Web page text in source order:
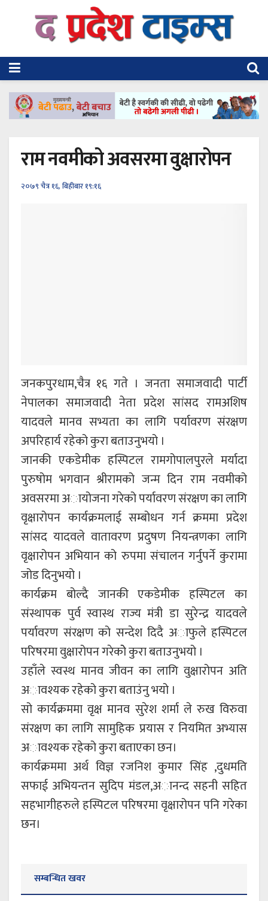
राम नवमीको अवसरमा वुक्षारोपन
२०७९ चैत्र १६, बिहीबार १९:१६
जनकपुरधाम,चैत्र १६ गते । जनता समाजवादी पार्टी
नेपालका समाजवादी नेता प्रदेश सांसद रामअशिष
यादवले मानव सभ्यता का लागि पर्यावरण संरक्षण
अपरिहार्य रहेको कुरा बताउनुभयो ।
जानकी एकडेमीक हस्पिटल रामगोपालपुरले मर्यादा
पुरुषोम भगवान श्रीरामको जन्म दिन राम नवमीको
अवसरमा अायोजना गरेको पर्यावरण संरक्षण का लागि
वृक्षारोपन कार्यक्रमलाई सम्बोधन गर्न क्रममा प्रदेश
सांसद यादवले वातावरण प्रदुषण नियन्त्रणका लागि
वृक्षारोपन अभियान को रुपमा संचालन गर्नुपर्ने कुरामा
जोड दिनुभयो ।
कार्यक्रम ब‍ोल्दै जानकी एकडेमीक हस्पिटल का
संस्थापक पुर्व स्वास्थ राज्य मंत्री डा सुरेन्द्र यादवले
पर्यावरण संरक्षण को सन्देश दिदै अाफुले हस्पिटल
परिषरमा वुक्षारोपन गरेकोे कुरा बताउनुभयो ।
उहाँले स्वस्थ मानव जीवन का लागि वुक्षारोपन अति
अावश्यक रहेको कुरा बताउंनु भयो ।
सो कार्यक्रममा वृक्ष मानव सुरेश शर्मा ले रुख विरुवा
संरक्षण का लागि सामुहिक प्रयास र नियमित अभ्यास
अावश्यक रहेको कुरा बताएका छन।
कार्यक्रममा अर्थ विज्ञ रजनिश कुमार सिंह ,दुधमति
सफाई अभियन्तन सुदिप मंडल,अानन्द सहनी सहित
सहभागीहरुले हस्पिटल परिषरमा वृक्षारोपन पनि गरेका
छन।
सम्बन्धित खवर